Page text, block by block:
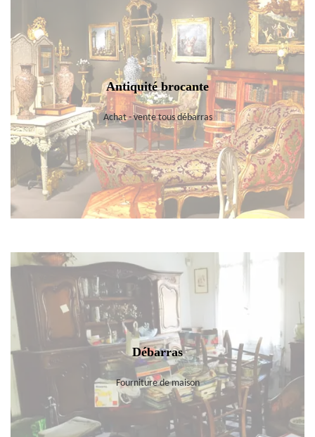
Antiquité brocante
Achat - vente tous débarras
Débarras
Fourniture de maison